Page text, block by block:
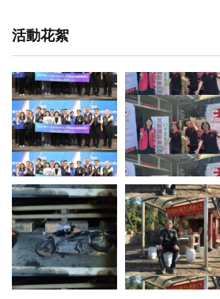
活動花絮